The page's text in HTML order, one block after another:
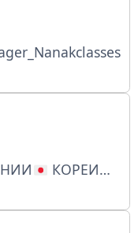
КОРЕИ